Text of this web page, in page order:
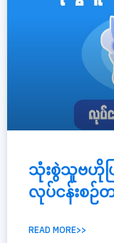
သုံးစွဲသူဗဟိုပြု
လုပ်ငန်းစဉ်တ
READ MORE>>